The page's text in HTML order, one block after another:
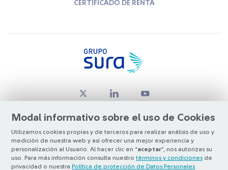
Modal informativo sobre el uso de Cookies
Utilizamos cookies propias y de terceros para realizar análisis de uso y
medición de nuestra web y así ofrecer una mejor experiencia y
personalización al Usuario. Al hacer clic en “aceptar”, nos autorizas su
uso. Para más información consulta nuestro términos y condiciones de
privacidad o nuestra Política de protección de Datos Personales
CERTIFICADO DE RENTA
© Copyright Grupo SURA 2026